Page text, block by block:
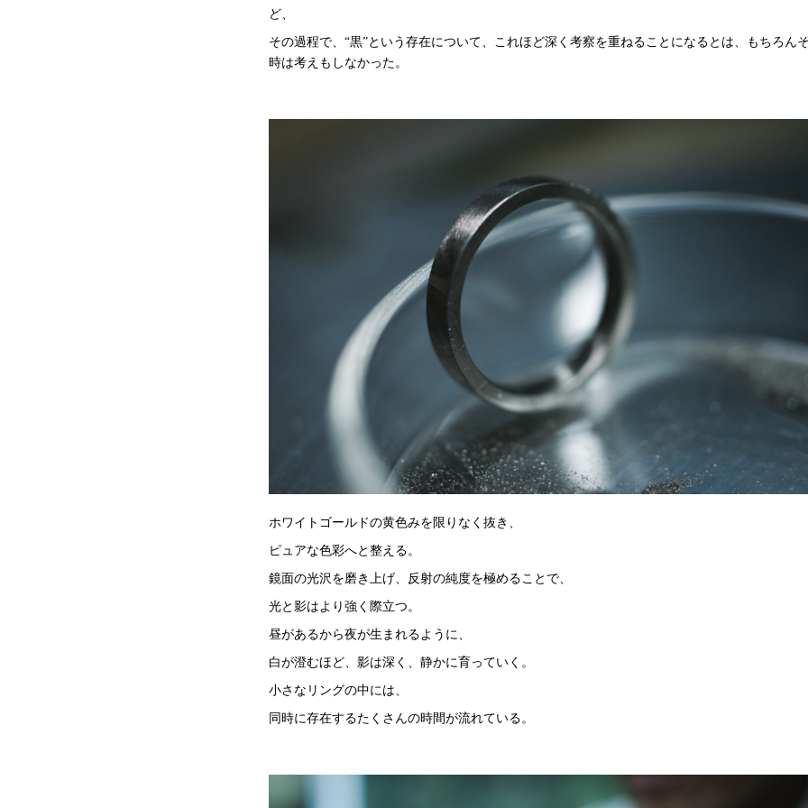
ど、
その過程で、“黒”という存在について、これほど深く考察を重ねることになるとは、もちろん
時は考えもしなかった。
ホワイトゴールドの黄色みを限りなく抜き、
ピュアな色彩へと整える。
鏡面の光沢を磨き上げ、反射の純度を極めることで、
光と影はより強く際立つ。
昼があるから夜が生まれるように、
白が澄むほど、影は深く、静かに育っていく。
小さなリングの中には、
同時に存在するたくさんの時間が流れている。